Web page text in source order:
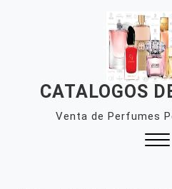
CATALOGOS
Venta de Perfumes